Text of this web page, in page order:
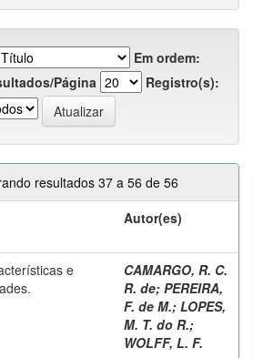
Em ordem:
Página
Registro(s):
resultados 37 a 56 de 56
Autor(es)
e
CAMARGO, R. C.
R. de; PEREIRA,
F. de M.; LOPES,
M. T. do R.;
WOLFF, L. F.